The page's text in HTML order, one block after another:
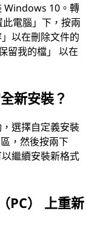
Windows 10。轉
電腦」下，按兩
以在刪除文件的
留我的檔」 以在
新安裝？
選擇自定義安裝
，然後按兩下
繼續安裝新格式
PC） 上重新